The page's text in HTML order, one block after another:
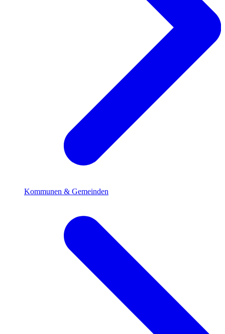
Kommunen & Gemeinden